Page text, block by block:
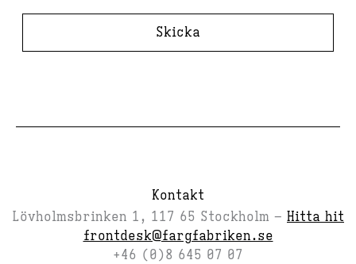
Skicka
Kontakt
Lövholmsbrinken 1, 117 65 Stockholm – Hitta hit
frontdesk@fargfabriken.se
+46 (0)8 645 07 07